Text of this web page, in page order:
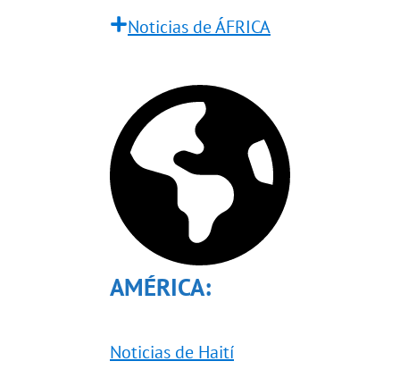
Noticias de ÁFRICA
AMÉRICA:
Noticias de Haití